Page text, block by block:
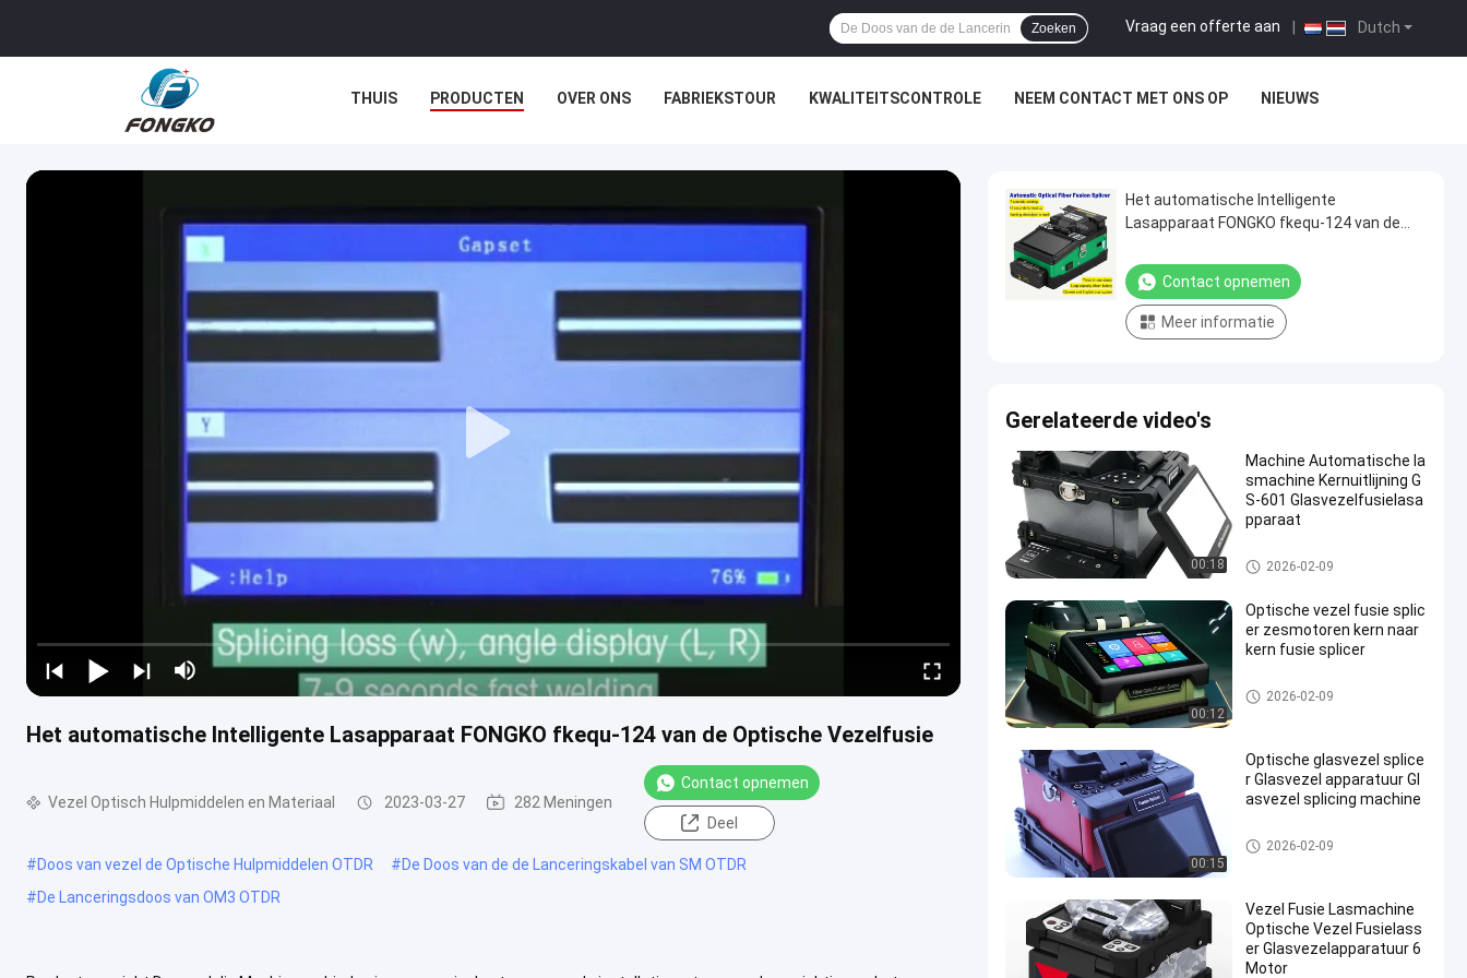
Dutch
Vraag een offerte aan
Zoeken
THUIS PRODUCTEN OVER ONS FABRIEKSTOUR KWALITEITSCONTROLE NEEM CONTACT MET ONS OP NIEUWS
Het automatische Intelligente Lasapparaat FONGKO fkequ-124 van de Optische Vezelfusie
Vezel Optisch Hulpmiddelen en Materiaal 2023-03-27 282 Meningen
Contact opnemen
Deel
#Doos van vezel de Optische Hulpmiddelen OTDR #De Doos van de de Lanceringskabel van SM OTDR
#De Lanceringsdoos van OM3 OTDR
Het automatische Intelligente
Lasapparaat FONGKO fkequ-124 van de
Contact opnemen
Meer informatie
Gerelateerde video's
00:18
Machine Automatische la
smachine Kernuitlijning G
S-601 Glasvezelfusielasa
pparaat
Vezel Optisch Hulpmiddelen e
n Materiaal
2026-02-09
00:12
Optische vezel fusie splic
er zesmotoren kern naar
kern fusie splicer
Vezel Optisch Hulpmiddelen e
n Materiaal
2026-02-09
00:15
Optische glasvezel splice
r Glasvezel apparatuur Gl
asvezel splicing machine
Vezel Optisch Hulpmiddelen e
n Materiaal
2026-02-09
Vezel Fusie Lasmachine
Optische Vezel Fusielass
er Glasvezelapparatuur 6
Motor